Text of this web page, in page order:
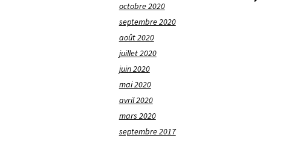
octobre 2020
septembre 2020
août 2020
juillet 2020
juin 2020
mai 2020
avril 2020
mars 2020
septembre 2017